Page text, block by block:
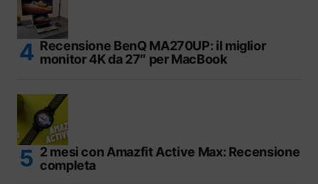
Recensione BenQ MA270UP: il miglior
monitor 4K da 27″ per MacBook
2 mesi con Amazfit Active Max: Recensione
completa